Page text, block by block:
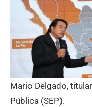
Mario Delgado,
Pública (SEP).